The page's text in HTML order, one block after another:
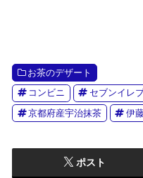
お茶のデザート
コンビニ
セブンイレ
京都府産宇治抹茶
伊
ポスト